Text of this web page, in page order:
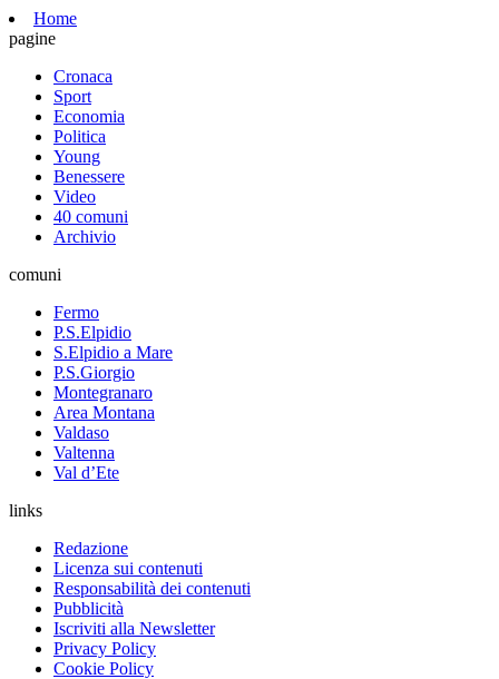
Home
pagine
Cronaca
Sport
Economia
Politica
Young
Benessere
Video
40 comuni
Archivio
comuni
Fermo
P.S.Elpidio
S.Elpidio a Mare
P.S.Giorgio
Montegranaro
Area Montana
Valdaso
Valtenna
Val d’Ete
links
Redazione
Licenza sui contenuti
Responsabilità dei contenuti
Pubblicità
Iscriviti alla Newsletter
Privacy Policy
Cookie Policy